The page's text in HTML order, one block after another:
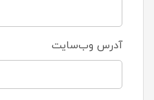
آدرس وب‌سایت